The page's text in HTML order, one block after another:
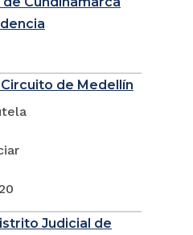
de Medellín
Judicial de